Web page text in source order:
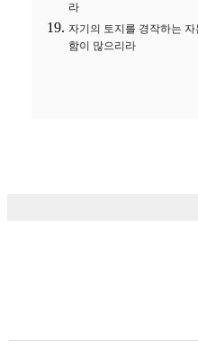
라
자기의 토지를 경작하는
함이 많으리라